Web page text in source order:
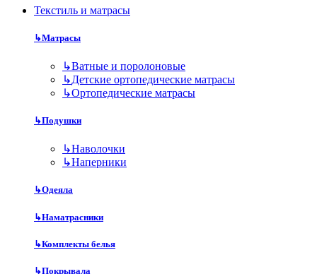
Текстиль и матрасы
↳Матрасы
↳Ватные и поролоновые
↳Детские ортопедические матрасы
↳Ортопедические матрасы
↳Подушки
↳Наволочки
↳Наперники
↳Одеяла
↳Наматрасники
↳Комплекты белья
↳Покрывала